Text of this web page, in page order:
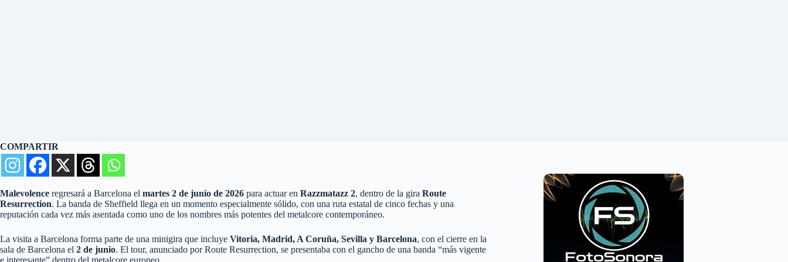
COMPARTIR
Malevolence regresará a Barcelona el martes 2 de junio de 2026 para actuar en Razzmatazz 2, dentro de la gira Route
Resurrection. La banda de Sheffield llega en un momento especialmente sólido, con una ruta estatal de cinco fechas y una
reputación cada vez más asentada como uno de los nombres más potentes del metalcore contemporáneo.
La visita a Barcelona forma parte de una minigira que incluye Vitoria, Madrid, A Coruña, Sevilla y Barcelona, con el cierre en la
sala de Barcelona el 2 de junio. El tour, anunciado por Route Resurrection, se presentaba con el gancho de una banda “más vigente
e interesante” dentro del metalcore europeo.